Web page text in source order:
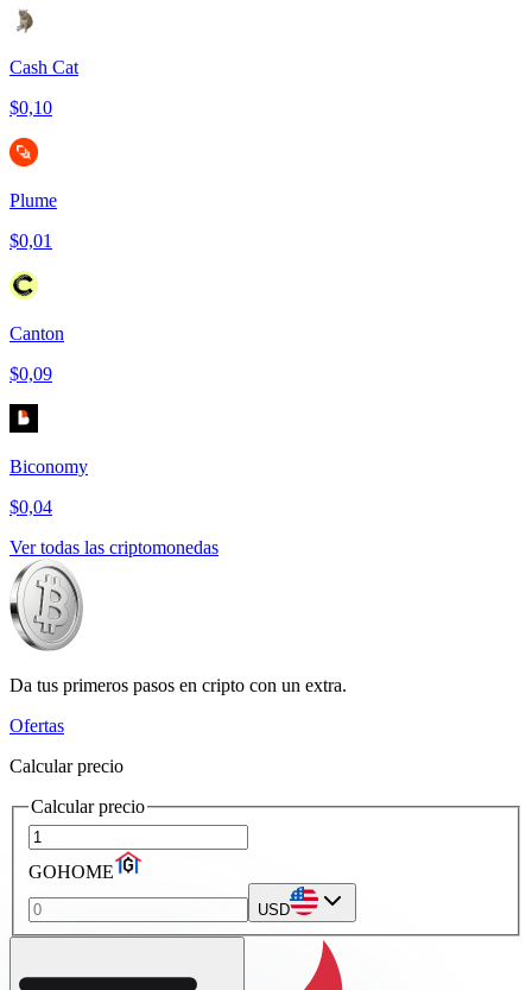
Cash Cat
$0,10
Plume
$0,01
Canton
$0,09
Biconomy
$0,04
Ver todas las criptomonedas
Da tus primeros pasos en cripto con un extra.
Ofertas
Calcular precio
Calcular precio
GOHOME
USD